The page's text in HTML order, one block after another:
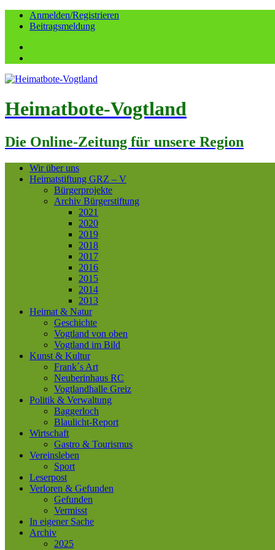
Anmelden/Registrieren
Beitragsmeldung
Heimatbote-Vogtland
Die Online-Zeitung für unsere Region
Wir über uns
Heimatstiftung GRZ – V
Bürgerprojekte
Archiv Bürgerstiftung
2021
2020
2019
2018
2017
2016
2015
2014
2013
Heimat & Natur
Geschichte
Vogtland von oben
Vogtland im Bild
Kunst & Kultur
Frank´s Art
Neuberinhaus RC
Vogtlandhalle Greiz
Politik & Verwaltung
Baggerloch
Blaulicht-Report
Wirtschaft
Gastro & Tourismus
Vereinsleben
Sport
Leserpost
Verloren & Gefunden
Gefunden
Vermisst
In eigener Sache
Archiv
2025